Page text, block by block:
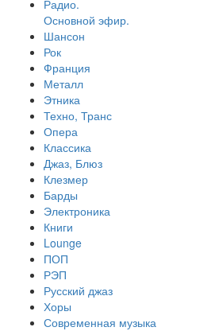
Радио.
Основной эфир.
Шансон
Рок
Франция
Металл
Этника
Техно, Транс
Опера
Классика
Джаз, Блюз
Клезмер
Барды
Электроника
Книги
Lounge
ПОП
РЭП
Русский джаз
Хоры
Современная музыка